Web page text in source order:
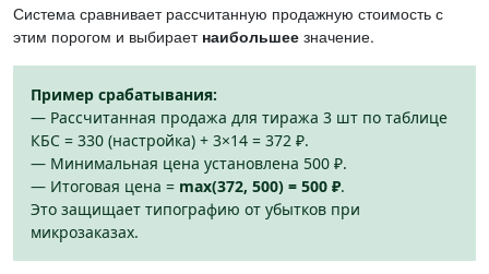
Система сравнивает рассчитанную продажную стоимость с
этим порогом и выбирает наибольшее значение.
Пример срабатывания:
— Рассчитанная продажа для тиража 3 шт по таблице
КБС = 330 (настройка) + 3×14 = 372 ₽.
— Минимальная цена установлена 500 ₽.
— Итоговая цена = max(372, 500) = 500 ₽.
Это защищает типографию от убытков при
микрозаказах.